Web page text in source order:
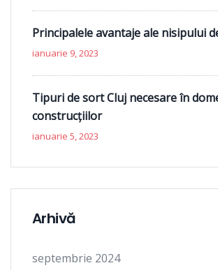
Principalele avantaje ale nisipului
ianuarie 9, 2023
Tipuri de sort Cluj necesare în
construcțiilor
ianuarie 5, 2023
Arhivă
septembrie 2024